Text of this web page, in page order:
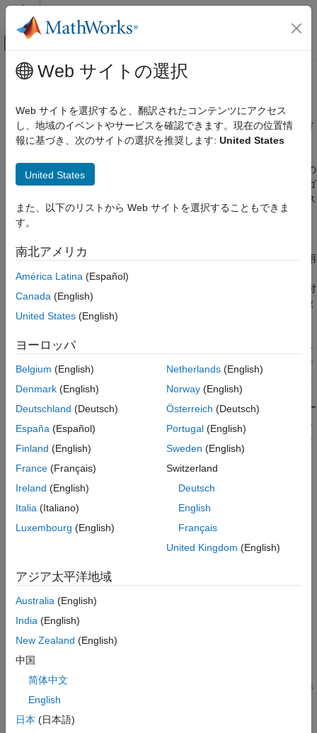
コンテンツへスキップ
オフキャンバス ナビゲーション メ
ドキュメンテーションのホーム
Computer Vision Toolbox
Computer Vision Toolbox 入門
特徴の検出、抽出、およびマッチング
グラウンド トゥルースのイメージおよびビ
デオ
オブジェクトの検出とセグメント化
イメージとビデオの分類
視覚言語モデル
カメラのキャリブレーション
オブジェクトの追跡と動きの推定
メインコンテンツ
イメージとビデオの分類
AI モデルを使用してイメージやビデオを分類し、アクティビティ
認識を実行する
ター ビジョン技術を使用してイメージやビデオを分類するための
エンドツーエンドのワークフローを提供します。イメージ カテゴ
リ分類には、深層学習に基づく事前学習済みのビジョン トランス
フォーマー (ViT) モデルや CLIP モデルを使用するか、視覚的コ
ンテンツに基づいてイメージを分類する bag-of-visual-words ア
プローチを適用することができます。これらのワークフローは、
シーン認識、コンテンツ フィルター処理、自動タグ付けなどの用
途をサポートします。まず、
アプリを使用してシーンレベルのカテゴリにラベルを付
け、次にラベル付けしたデータを使用してモデルの学習または微
調整を行います。
ビデオの分類やアクティビティ認識において、ツールボックスを
使用することで、深層学習モデルを使用して、フレームのシーケ
ンスを歩く、泳ぐ、座るなどの動作カテゴリに分類できます。こ
れらの機能は、ヒューマン-コンピューター インタラクションや
監視などのタスクに不可欠です。ツールボックスは、ビデオ デー
チャを認識できるモデルの学習、評価、および展開をサポートし
ています。
主要なトピック
イメージ ラベラー入門
カスタム特徴抽出器の作成
bag of visual words を用いたイメージの分類
カテゴリ
イメージ カテゴリの分類
bag-of-features、CNN、ビジョン トランスフォーマー、視覚言
語モデルを使用してイメージを分類する
ビデオ分類
深層学習を使用してビデオを分類し、アクティビティ認識を実行
する
Web サイトの選択
Web サイトを選択すると、翻訳されたコンテンツにアクセス
し、地域のイベントやサービスを確認できます。現在の位置情
報に基づき、次のサイトの選択を推奨します: United States
United States
また、以下のリストから Web サイトを選択することもできま
す。
南北アメリカ
América Latina (Español)
Canada (English)
United States (English)
ヨーロッパ
Belgium (English)
Denmark (English)
Deutschland (Deutsch)
España (Español)
Finland (English)
France (Français)
Ireland (English)
Italia (Italiano)
Luxembourg (English)
Netherlands(English)
Norway(English)
Österreich (Deutsch)
Portugal(English)
Sweden (English)
Switzerland
Deutsch
English
Français
United Kingdom (English)
アジア太平洋地域
Australia (English)
India (English)
New Zealand (English)
中国
简体中文
English
日本 (日本語)